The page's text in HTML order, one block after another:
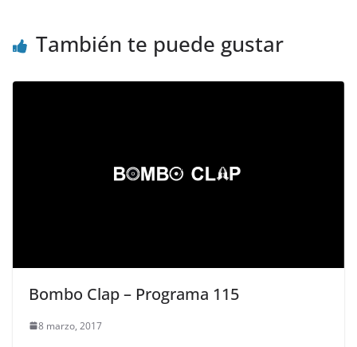
También te puede gustar
Bombo Clap – Programa 115
8 marzo, 2017